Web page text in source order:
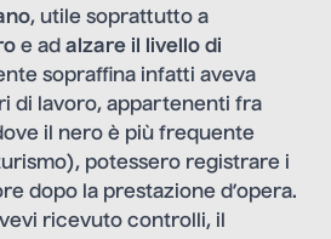
, utile soprattutto a
e ad alzare il livello di
sopraffina infatti aveva
di lavoro, appartenenti fra
il nero è più frequente
potessero registrare i
dopo la prestazione d’opera.
ricevuto controlli, il